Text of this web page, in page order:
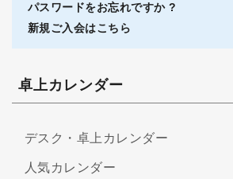
パスワードをお忘れですか ?
新規ご入会はこちら
卓上カレンダー
デスク・卓上カレンダー
人気カレンダー